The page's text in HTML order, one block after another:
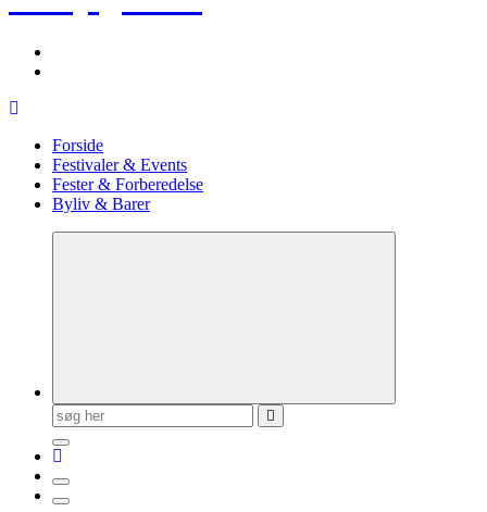
Forside
Festivaler & Events
Fester & Forberedelse
Byliv & Barer
Søg
efter: